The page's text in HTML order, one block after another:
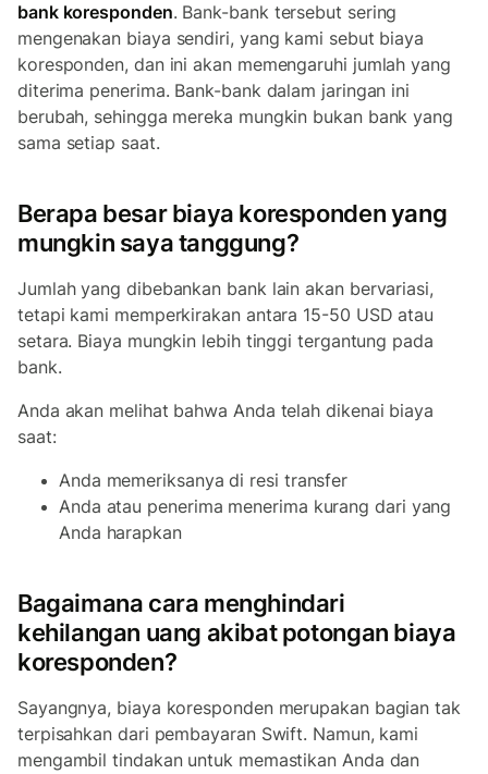
bank koresponden. Bank-bank tersebut sering
mengenakan biaya sendiri, yang kami sebut biaya
koresponden, dan ini akan memengaruhi jumlah yang
diterima penerima. Bank-bank dalam jaringan ini
berubah, sehingga mereka mungkin bukan bank yang
sama setiap saat.
Berapa besar biaya koresponden yang
mungkin saya tanggung?
Jumlah yang dibebankan bank lain akan bervariasi,
tetapi kami memperkirakan antara 15-50 USD atau
setara. Biaya mungkin lebih tinggi tergantung pada
bank.
Anda akan melihat bahwa Anda telah dikenai biaya
saat:
Anda memeriksanya di resi transfer
Anda atau penerima menerima kurang dari yang
Anda harapkan
Bagaimana cara menghindari
kehilangan uang akibat potongan biaya
koresponden?
Sayangnya, biaya koresponden merupakan bagian tak
terpisahkan dari pembayaran Swift. Namun, kami
mengambil tindakan untuk memastikan Anda dan